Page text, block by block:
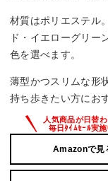
材質はポリエステル
ド・イエローグリー
色を選べます。
薄型かつスリムな形
持ち歩きたい方にお
Amazonで見